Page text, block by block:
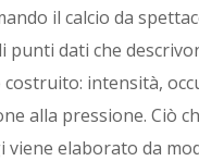
il calcio da
punti dati che
intensità,
alla pressione. Ciò
elaborato da